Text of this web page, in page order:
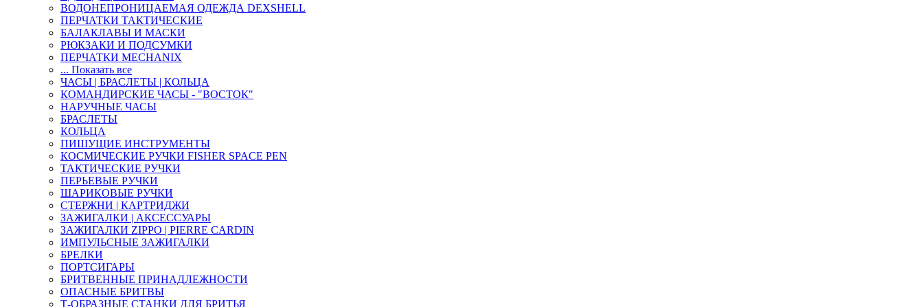
ВОДОНЕПРОНИЦАЕМАЯ ОДЕЖДА DEXSHELL
ПЕРЧАТКИ ТАКТИЧЕСКИЕ
БАЛАКЛАВЫ И МАСКИ
РЮКЗАКИ И ПОДСУМКИ
ПЕРЧАТКИ MECHANIX
... Показать все
ЧАСЫ | БРАСЛЕТЫ | КОЛЬЦА
КОМАНДИРСКИЕ ЧАСЫ - "ВОСТОК"
НАРУЧНЫЕ ЧАСЫ
БРАСЛЕТЫ
КОЛЬЦА
ПИШУЩИЕ ИНСТРУМЕНТЫ
КОСМИЧЕСКИЕ РУЧКИ FISHER SPACE PEN
ТАКТИЧЕСКИЕ РУЧКИ
ПЕРЬЕВЫЕ РУЧКИ
ШАРИКОВЫЕ РУЧКИ
СТЕРЖНИ | КАРТРИДЖИ
ЗАЖИГАЛКИ | АКСЕССУАРЫ
ЗАЖИГАЛКИ ZIPPO | PIERRE CARDIN
ИМПУЛЬСНЫЕ ЗАЖИГАЛКИ
БРЕЛКИ
ПОРТСИГАРЫ
БРИТВЕННЫЕ ПРИНАДЛЕЖНОСТИ
ОПАСНЫЕ БРИТВЫ
Т-ОБРАЗНЫЕ СТАНКИ ДЛЯ БРИТЬЯ